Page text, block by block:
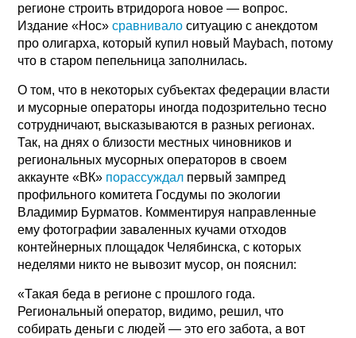
регионе строить втридорога новое — вопрос.
Издание «Нос»сравнивало ситуацию с анекдотом
про олигарха, который купил новый Maybach, потому
что в старом пепельница заполнилась.
О том, что в некоторых субъектах федерации власти
и мусорные операторы иногда подозрительно тесно
сотрудничают, высказываются в разных регионах.
Так, на днях о близости местных чиновников и
региональных мусорных операторов в своем
аккаунте «ВК» порассуждал первый зампред
профильного комитета Госдумы по экологии
Владимир Бурматов. Комментируя направленные
ему фотографии заваленных кучами отходов
контейнерных площадок Челябинска, с которых
неделями никто не вывозит мусор, он пояснил:
«Такая беда в регионе с прошлого года.
Региональный оператор, видимо, решил, что
собирать деньги с людей — это его забота, а вот